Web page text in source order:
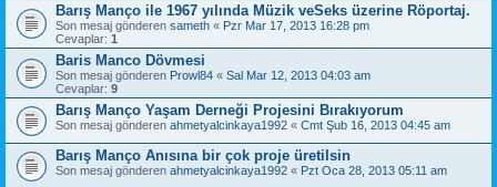
Barış Manço ile 1967 yılında Müzik veSeks üzerine Röportaj.
Son mesaj gönderen sameth « Pzr Mar 17, 2013 16:28 pm
Cevaplar: 1
Baris Manco Dövmesi
Son mesaj gönderen Prowl84 « Sal Mar 12, 2013 04:03 am
Cevaplar: 9
Barış Manço Yaşam Derneği Projesini Bırakıyorum
Son mesaj gönderen ahmetyalcinkaya1992 « Cmt Şub 16, 2013 04:45 am
Barış Manço Anısına bir çok proje üretilsin
Son mesaj gönderen ahmetyalcinkaya1992 « Pzt Oca 28, 2013 05:11 am